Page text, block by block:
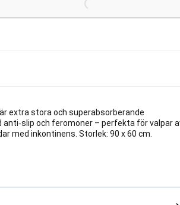
extra stora och superabsorberande
och feromoner – perfekta för valpar
med inkontinens. Storlek: 90 x 60 cm.
Loading...